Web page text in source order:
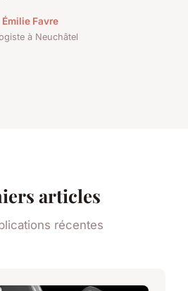
Émilie Favre
à Neuchâtel
articles
récentes